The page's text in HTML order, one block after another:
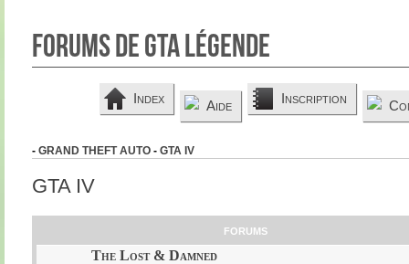
Forums de GTA Légende
Index Aide Inscription
- GRAND THEFT AUTO - GTA IV
GTA IV
FORUMS
The Lost & Damned